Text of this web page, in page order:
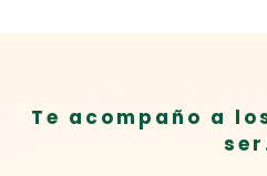
Te acompaño a